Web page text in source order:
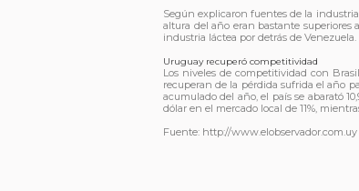
Según explicaron fuentes de la
altura del año eran bastante superiores
industria láctea por detrás de Venezuela.
Uruguay recuperó competitividad
Los niveles de competitividad con
recuperan de la pérdida sufrida el año
acumulado del año, el país se abarató
dólar en el mercado local de 11%,
Fuente: http://www.elobservador.com.uy